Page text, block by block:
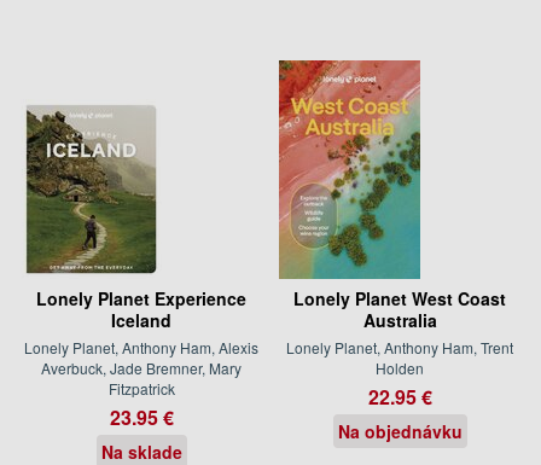
Lonely Planet Experience
Iceland
Lonely Planet, Anthony Ham, Alexis
Averbuck, Jade Bremner, Mary
Fitzpatrick
23.95 €
Na sklade
Lonely Planet West Coast
Australia
Lonely Planet, Anthony Ham, Trent
Holden
22.95 €
Na objednávku